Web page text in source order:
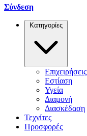
Σύνδεση
Κατηγορίες
Επιχειρήσεις
Εστίαση
Υγεία
Διαμονή
Διασκέδαση
Τεχνίτες
Προσφορές